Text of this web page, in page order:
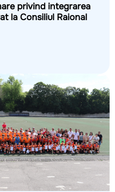
privind integrarea
la Consiliul Raional